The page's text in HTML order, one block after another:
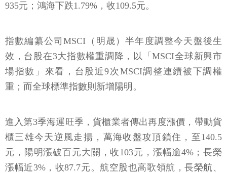
935元；鴻海下跌1.79%，收109.5元。
指數編纂公司MSCI（明晟）半年度調整今天盤後生
效，台股在3大指數權重調降，以「MSCI全球新興市
場指數」來看，台股近9次MSCI調整連續被下調權
重；而全球標準指數則新增陽明。
進入第3季海運旺季，貨櫃業者傳出再度漲價，帶動貨
櫃三雄今天逆風走揚，萬海收盤攻頂鎖住，至140.5
元，陽明漲破百元大關，收103元，漲幅逾4%；長榮
漲幅近3%，收87.7元。航空股也高歌領航，長榮航、